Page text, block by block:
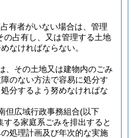
有者がいない場合は、管理
の占有し、又は管理する土地
なければならない。
、その土地又は建物内のごみ
のない方法で容易に処分す
分するよう努めなければな
但広域行政事務組合(以下
する家庭系ごみを排出すると
処理計画及び年次的な実施